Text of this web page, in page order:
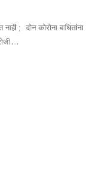
; दोन कोरोना बाधितांना
…